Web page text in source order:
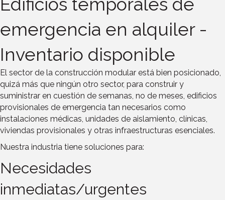
emergencia en alquiler -
Inventario disponible
El sector de la construcción modular está bien posicionado,
quizá más que ningún otro sector, para construir y
suministrar en cuestión de semanas, no de meses, edificios
provisionales de emergencia tan necesarios como
instalaciones médicas, unidades de aislamiento, clínicas,
viviendas provisionales y otras infraestructuras esenciales.
Nuestra industria tiene soluciones para:
Necesidades
inmediatas/urgentes